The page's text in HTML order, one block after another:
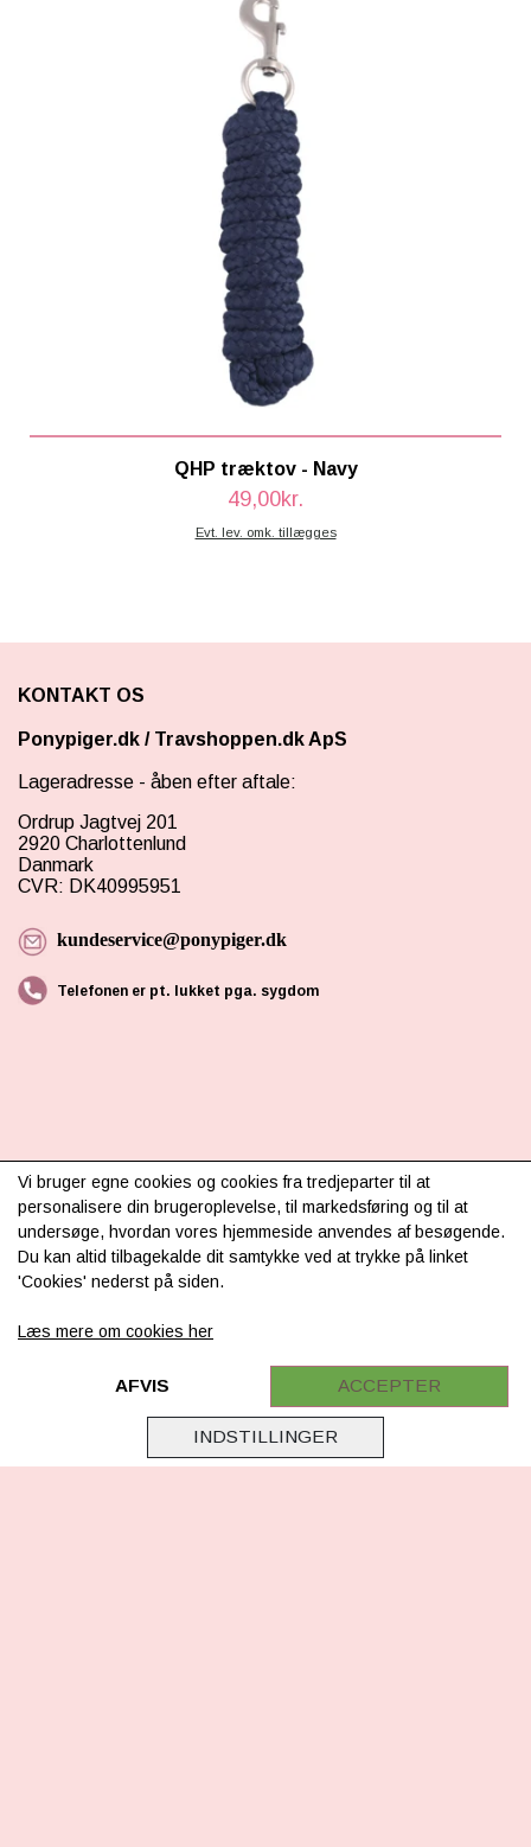
QHP træktov - Navy
49,00kr.
Evt. lev. omk. tillægges
KONTAKT OS
Ponypiger.dk / Travshoppen.dk ApS
Lageradresse - åben efter aftale:
Ordrup Jagtvej 201
2920 Charlottenlund
Danmark
CVR: DK40995951
kundeservice@ponypiger.dk
Telefonen er pt. lukket pga. sygdom
INFORMATION
Om os
Levering & betaling
Retur
Samarbejde
Cookie & Privatlivsoplysninger
Vi bruger egne cookies og cookies fra tredjeparter til at
personalisere din brugeroplevelse, til markedsføring og til at
undersøge, hvordan vores hjemmeside anvendes af besøgende.
Du kan altid tilbagekalde dit samtykke ved at trykke på linket
'Cookies' nederst på siden.
Læs mere om cookies her
INDSTILLINGER
AFVIS ACCEPTER